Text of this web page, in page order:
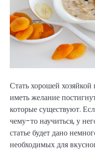
Стать хорошей
иметь желание
которые существуют.
чему-то научиться, у
статье будет дано
необходимых для